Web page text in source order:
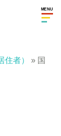
MENU
住者）
» 国